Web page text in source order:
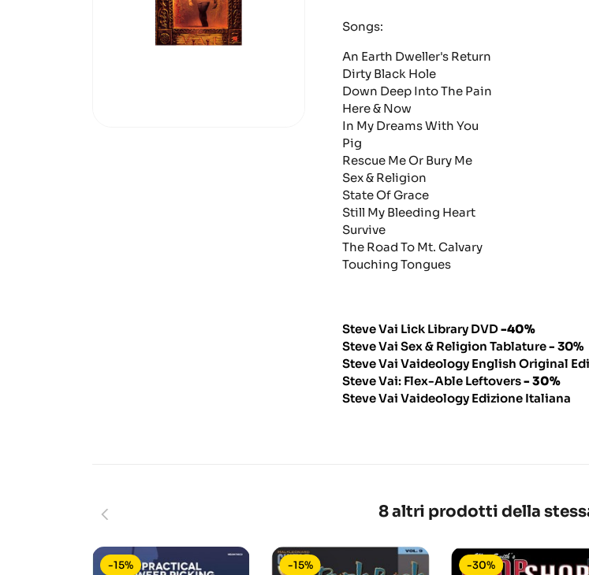
Songs:
An Earth Dweller's Return
Dirty Black Hole
Down Deep Into The Pain
Here & Now
In My Dreams With You
Pig
Rescue Me Or Bury Me
Sex & Religion
State Of Grace
Still My Bleeding Heart
Survive
The Road To Mt. Calvary
Touching Tongues
Steve Vai Lick Library DVD-40%
Steve Vai Sex & Religion Tablature- 30%
Steve Vai Vaideology English Original
Steve Vai: Flex-Able Leftovers- 30%
Steve Vai Vaideology Edizione Italiana
8 altri prodotti della
-15% -15%
-30%